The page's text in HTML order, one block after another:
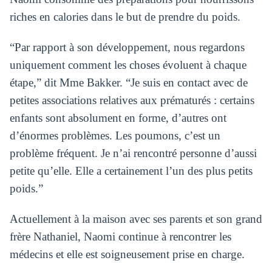
riches en calories dans le but de prendre du poids.
“Par rapport à son développement, nous regardons
uniquement comment les choses évoluent à chaque
étape,” dit Mme Bakker. “Je suis en contact avec de
petites associations relatives aux prématurés : certains
enfants sont absolument en forme, d’autres ont
d’énormes problèmes. Les poumons, c’est un
problème fréquent. Je n’ai rencontré personne d’aussi
petite qu’elle. Elle a certainement l’un des plus petits
poids.”
Actuellement à la maison avec ses parents et son grand
frère Nathaniel, Naomi continue à rencontrer les
médecins et elle est soigneusement prise en charge.